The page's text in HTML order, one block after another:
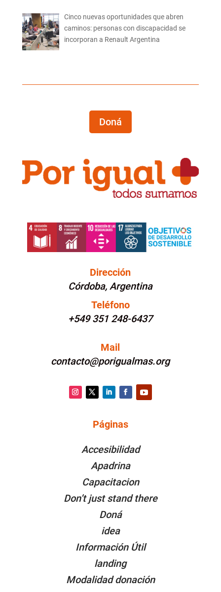
Cinco nuevas oportunidades que abren
caminos: personas con discapacidad se
incorporan a Renault Argentina
Doná
Dirección
Córdoba, Argentina
Teléfono
+549 351 248-6437
Mail
contacto@porigualmas.org
Facebook
Páginas
Accesibilidad
Apadrina
Capacitacion
Don’t just stand there
Doná
idea
Información Útil
landing
Modalidad donación